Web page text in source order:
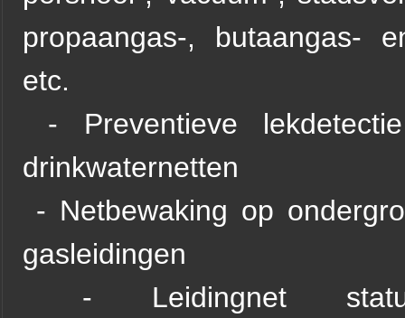
propaangas-, butaangas-
etc.
- Preventieve
drinkwaternetten
- Netbewaking op
gasleidingen
- Leidingnet